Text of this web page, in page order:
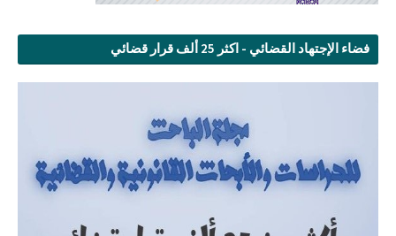
فضاء الإجتهاد القضائي - اكثر 25 ألف قرار قضائي